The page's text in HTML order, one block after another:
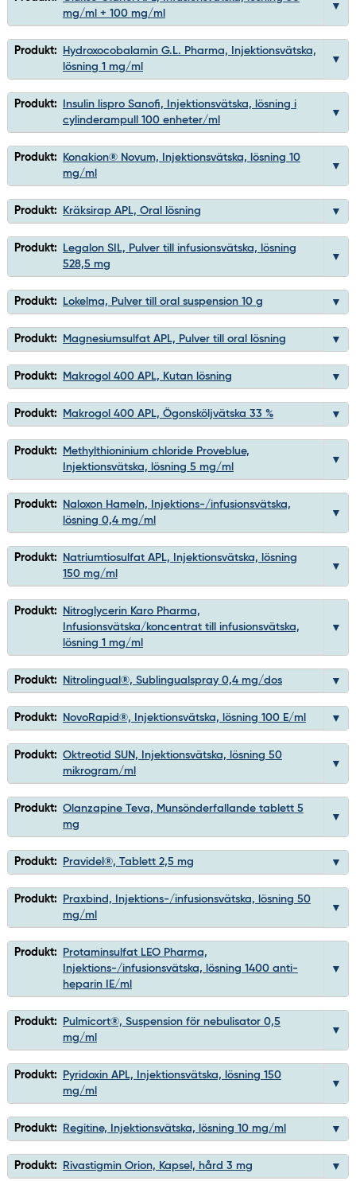
mg/ml + 100 mg/ml
Produkt:
Hydroxocobalamin G.L. Pharma, Injektionsvätska,
lösning 1 mg/ml
Produkt:
Insulin lispro Sanofi, Injektionsvätska, lösning i
cylinderampull 100 enheter/ml
Produkt:
Konakion® Novum, Injektionsvätska, lösning 10
mg/ml
Produkt: Kräksirap APL, Oral lösning
Produkt:
Legalon SIL, Pulver till infusionsvätska, lösning
528,5 mg
Produkt: Lokelma, Pulver till oral suspension 10 g
Produkt: Magnesiumsulfat APL, Pulver till oral lösning
Produkt: Makrogol 400 APL, Kutan lösning
Produkt: Makrogol 400 APL, Ögonsköljvätska 33 %
Produkt:
Methylthioninium chloride Proveblue,
Injektionsvätska, lösning 5 mg/ml
Produkt:
Naloxon Hameln, Injektions-/infusionsvätska,
lösning 0,4 mg/ml
Produkt:
Natriumtiosulfat APL, Injektionsvätska, lösning
150 mg/ml
Produkt:
Nitroglycerin Karo Pharma,
Infusionsvätska/koncentrat till infusionsvätska,
lösning 1 mg/ml
Produkt: Nitrolingual®, Sublingualspray 0,4 mg/dos
Produkt: NovoRapid®, Injektionsvätska, lösning 100 E/ml
Produkt: Oktreotid SUN, Injektionsvätska, lösning 50
mikrogram/ml
Produkt: Olanzapine Teva, Munsönderfallande tablett 5
mg
Produkt: Pravidel®, Tablett 2,5 mg
Produkt:
Praxbind, Injektions-/infusionsvätska, lösning 50
mg/ml
Produkt:
Protaminsulfat LEO Pharma,
Injektions-/infusionsvätska, lösning 1400 anti-
heparin IE/ml
Produkt:
Pulmicort®, Suspension för nebulisator 0,5
mg/ml
Produkt:
Pyridoxin APL, Injektionsvätska, lösning 150
mg/ml
Produkt: Regitine, Injektionsvätska, lösning 10 mg/ml
Produkt: Rivastigmin Orion, Kapsel, hård 3 mg